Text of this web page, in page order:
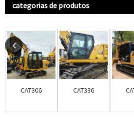
categorias de produtos
CAT306 CAT336